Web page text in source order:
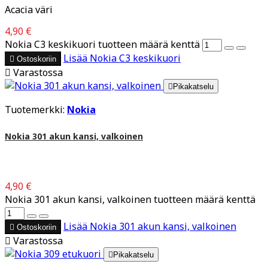
Acacia väri
4,90 €
Nokia C3 keskikuori tuotteen määrä kenttä
 Ostoskoriin Lisää Nokia C3 keskikuori
 Varastossa
 Pikakatselu
Tuotemerkki: Nokia
Nokia 301 akun kansi, valkoinen
4,90 €
Nokia 301 akun kansi, valkoinen tuotteen määrä kenttä
 Ostoskoriin Lisää Nokia 301 akun kansi, valkoinen
 Varastossa
Pikakatselu